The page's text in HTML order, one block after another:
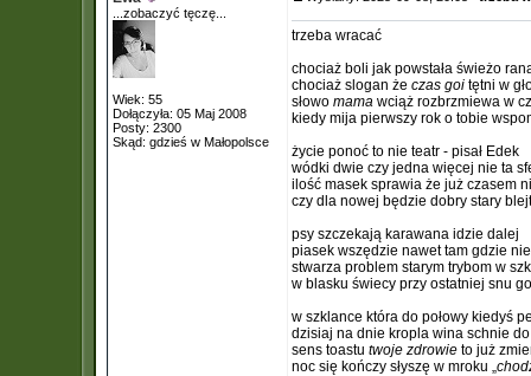
...zobaczyć tęczę...
Wiek: 55
Dołączyła: 05 Maj 2008
Posty: 2300
Skąd: gdzieś w Małopolsce
trzeba wracać
chociaż boli jak powstała świeżo
chociaż slogan że czas goi tętni w
słowo mama wciąż rozbrzmiewa w
kiedy mija pierwszy rok o tobie
życie ponoć to nie teatr - pisał Edek
wódki dwie czy jedna więcej nie ta
ilość masek sprawia że już czasem
czy dla nowej będzie dobry stary
psy szczekają karawana idzie dalej
piasek wszędzie nawet tam gdzie
stwarza problem starym trybom w
w blasku świecy przy ostatniej snu
w szklance która do połowy kiedyś
dzisiaj na dnie kropla wina schnie
sens toastu twoje zdrowie to już
noc się kończy słyszę w mroku „